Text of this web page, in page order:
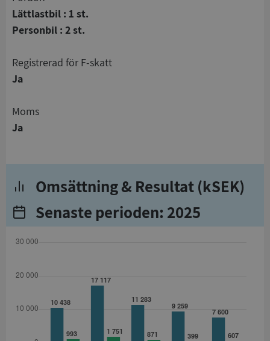
Lättlastbil : 1 st.
Personbil : 2 st.
registrerad för F-skatt
Ja
Moms
Ja
Omsättning & Resultat (kSEK)
Senaste perioden: 2025